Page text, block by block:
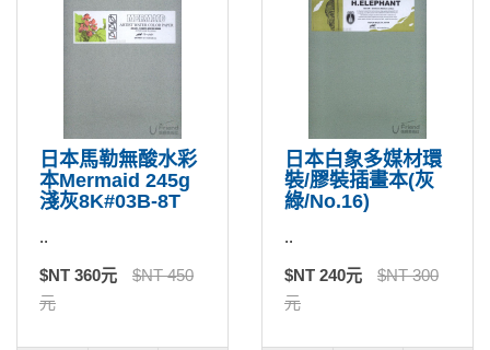
日本馬勒無酸水彩
本Mermaid 245g
淺灰8K#03B-8T
..
$NT 360元
$NT 450
元
日本白象多媒材環
裝/膠裝插畫本(灰
綠/No.16)
..
$NT 240元
$NT 300
元